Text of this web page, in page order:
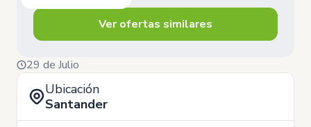
Ver ofertas similares
29 de Julio
Ubicación
Santander